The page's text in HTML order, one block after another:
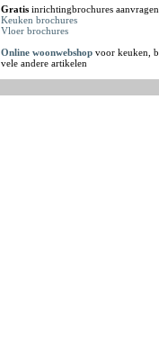
Gratis inrichtingbrochures
Keuken brochures
Vloer brochures
Online woonwebshop voor keuken,
vele andere artikelen